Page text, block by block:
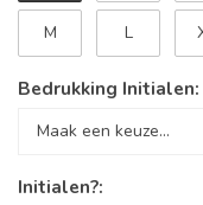
M L
Bedrukking Initialen:
Initialen?: